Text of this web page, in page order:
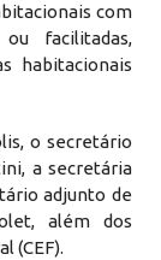
com
facilitadas,
habitacionais
o secretário
a secretária
adjunto de
além dos
(CEF).